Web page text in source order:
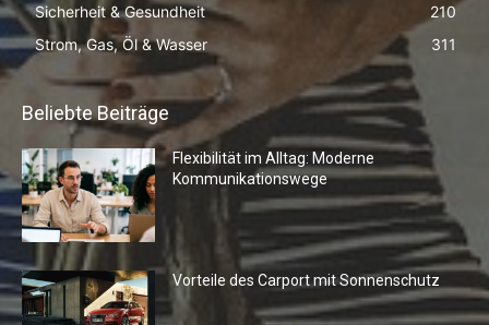
Sicherheit & Gesundheit
210
Strom, Gas, Öl & Wasser
311
Beliebte Beiträge
Flexibilität im Alltag: Moderne
Kommunikationswege
Vorteile des Carport mit Sonnenschutz